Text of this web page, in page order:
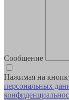
Сообщение
Нажимая на
персональных